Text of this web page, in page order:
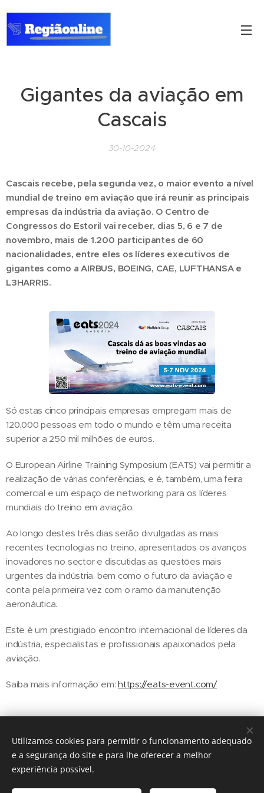
Gigantes da aviação em
Cascais
30-10-2024
Cascais recebe, pela segunda vez, o maior evento a nível
mundial de treino em aviação que irá reunir as principais
empresas da indústria da aviação. O Centro de
Congressos do Estoril vai receber, dias 5, 6 e 7 de
novembro, mais de 1.200 participantes de 60
nacionalidades, entre eles os líderes executivos de
gigantes como a AIRBUS, BOEING, CAE, LUFTHANSA e
L3HARRIS.
Só estas cinco principais empresas empregam mais de
120.000 pessoas em todo o mundo e têm uma receita
superior a 250 mil milhões de euros.
O European Airline Training Symposium (EATS) vai permitir a
realização de várias conferências, e é, também, uma feira
comercial e um espaço de networking para os líderes
mundiais do treino em aviação.
Ao longo destes três dias serão divulgadas as mais
recentes tecnologias no treino, apresentados os avanços
inovadores no sector e discutidas as questões mais
urgentes da indústria, bem como o futuro da aviação e
conta pela primeira vez com o ramo da manutenção
aeronáutica.
Este é um prestigiado encontro internacional de líderes da
indústria, especialistas e profissionais apaixonados pela
aviação.
Saiba mais informação em:https://eats-event.com/
Share
Utilizamos cookies para permitir o funcionamento adequado
e a segurança do site e para lhe oferecer a melhor
experiência possível.